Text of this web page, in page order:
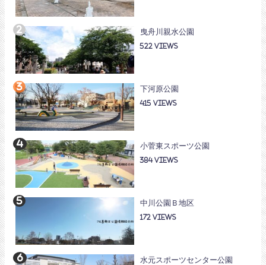
曳舟川親水公園
522
下河原公園
415
小菅東スポーツ公園
384
中川公園Ｂ地区
172
水元スポーツセンター公園